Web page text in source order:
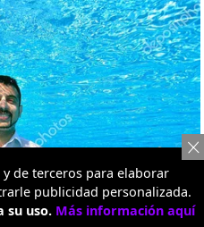
de terceros para elaborar
publicidad personalizada.
su uso. Más información aquí